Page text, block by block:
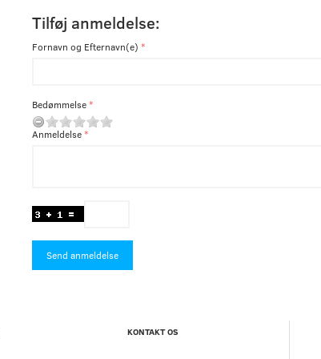
Tilføj anmeldelse:
Fornavn og Efternavn(e)
Bedømmelse
Anmeldelse
Send anmeldelse
KONTAKT OS